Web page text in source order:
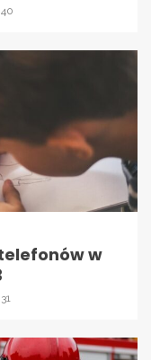
40
w
31